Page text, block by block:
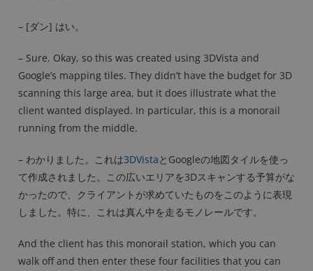
– [ダン] はい。
– Sure. Okay, so this was created using 3DVista and
Google’s mapping tiles. They didn’t have the budget for 3D
scanning this large area, but it does illustrate what the
client wanted displayed. In particular, this is a monorail
running from the middle.
– わかりました。これは3DVistaとGoogleの地図タイルを使っ
て作成されました。この広いエリアを3Dスキャンする予算がな
かったので、クライアントが求めていたものをこのように表現
しました。特に、これは真ん中を走るモノレールです。
And the client has this monorail station, which you can
walk off and then enter these four facilities that you can